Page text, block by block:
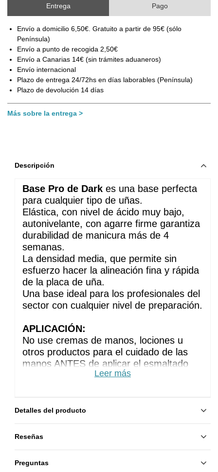
Entrega Pago
Envío a domicilio 6,50€. Gratuito a partir de 95€ (sólo
Península)
Envío a punto de recogida 2,50€
Envío a Canarias 14€ (sin trámites aduaneros)
Envío internacional
Plazo de entrega 24/72hs en días laborables (Península)
Plazo de devolución 14 días
Más sobre la entrega
Descripción
Base Pro de Dark es una base perfecta
para cualquier tipo de uñas.
Elástica, con nivel de ácido muy bajo,
autonivelante, con agarre firme garantiza
durabilidad de manicura más de 4
semanas.
La densidad media, que permite sin
esfuerzo hacer la alineación fina y rápida
de la placa de uña.
Una base ideal para los profesionales del
sector con cualquier nivel de preparación.
APLICACIÓN:
No use cremas de manos, lociones u
otros productos para el cuidado de las
manos ANTES de aplicar el esmaltado
de la placa de la uña puliéndola
Limpie y desengrase las uñas con un
algodón sin pelusa empapado en
desgrasador
Aplique la base: la primera en una capa
Leer más
Detalles del producto
Reseñas
Preguntas